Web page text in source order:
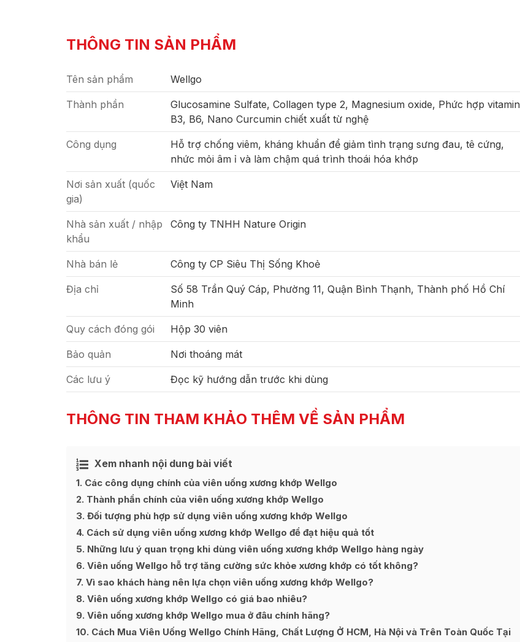
THÔNG TIN SẢN PHẨM
Tên sản phẩm Wellgo
Thành phần
Glucosamine Sulfate, Collagen type 2, Magnesium oxide, Phức hợp vitamin
B3, B6, Nano Curcumin chiết xuất từ nghệ
Công dụng
Hỗ trợ chống viêm, kháng khuẩn để giảm tình trạng sưng đau, tê cứng,
nhức mỏi âm ỉ và làm chậm quá trình thoái hóa khớp
Nơi sản xuất (quốc
gia)
Việt Nam
Nhà sản xuất / nhập
khẩu
Công ty TNHH Nature Origin
Nhà bán lẻ Công ty CP Siêu Thị Sống Khoẻ
Địa chỉ
Số 58 Trần Quý Cáp, Phường 11, Quận Bình Thạnh, Thành phố Hồ Chí
Minh
Quy cách đóng gói Hộp 30 viên
Bảo quản Nơi thoáng mát
Các lưu ý Đọc kỹ hướng dẫn trước khi dùng
THÔNG TIN THAM KHẢO THÊM VỀ SẢN PHẨM
Xem nhanh nội dung bài viết
Ẩn
1 Các công dụng chính của viên uống xương khớp Wellgo
2 Thành phần chính của viên uống xương khớp Wellgo
3 Đối tượng phù hợp sử dụng viên uống xương khớp Wellgo
4 Cách sử dụng viên uống xương khớp Wellgo để đạt hiệu quả tốt
5 Những lưu ý quan trọng khi dùng viên uống xương khớp Wellgo hàng ngày
6 Viên uống Wellgo hỗ trợ tăng cường sức khỏe xương khớp có tốt không?
7 Vì sao khách hàng nên lựa chọn viên uống xương khớp Wellgo?
8 Viên uống xương khớp Wellgo có giá bao nhiêu?
9 Viên uống xương khớp Wellgo mua ở đâu chính hãng?
10 Cách Mua Viên Uống Wellgo Chính Hãng, Chất Lượng Ở HCM, Hà Nội và Trên Toàn Quốc Tại